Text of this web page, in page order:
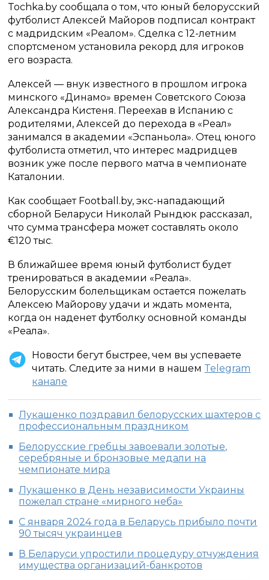
Tochka.by сообщала о том, что юный белорусский
футболист Алексей Майоров подписал контракт
с мадридским «Реалом». Сделка с 12-летним
спортсменом установила рекорд для игроков
его возраста.
Алексей — внук известного в прошлом игрока
минского «Динамо» времен Советского Союза
Александра Кистеня. Переехав в Испанию с
родителями, Алексей до перехода в «Реал»
занимался в академии «Эспаньола». Отец юного
футболиста отметил, что интерес мадридцев
возник уже после первого матча в чемпионате
Каталонии.
Как сообщает Football.by, экс-нападающий
сборной Беларуси Николай Рындюк рассказал,
что сумма трансфера может составлять около
€120 тыс.
В ближайшее время юный футболист будет
тренироваться в академии «Реала».
Белорусским болельщикам остается пожелать
Алексею Майорову удачи и ждать момента,
когда он наденет футболку основной команды
«Реала».
Новости бегут быстрее, чем вы успеваете
читать. Следите за ними в нашем Telegram
канале
Лукашенко поздравил белорусских шахтеров с
профессиональным праздником
Белорусские гребцы завоевали золотые,
серебряные и бронзовые медали на
чемпионате мира
Лукашенко в День независимости Украины
пожелал стране «мирного неба»
С января 2024 года в Беларусь прибыло почти
90 тысяч украинцев
В Беларуси упростили процедуру отчуждения
имущества организаций-банкротов